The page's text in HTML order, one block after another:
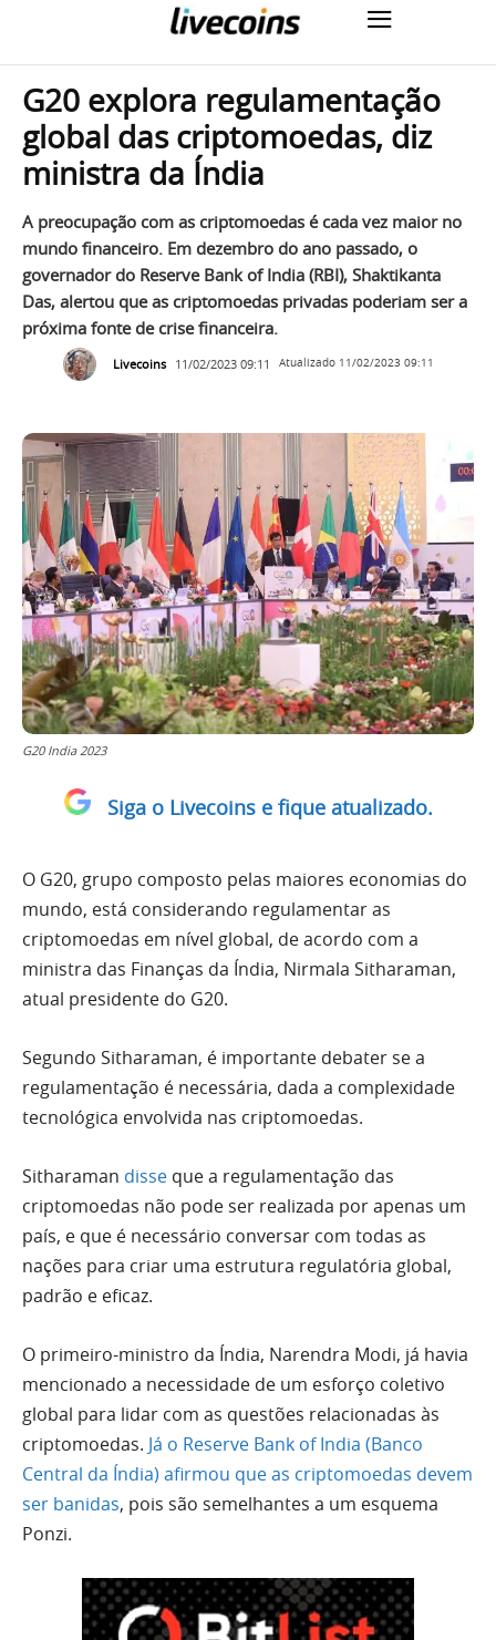
G20 explora regulamentação
global das criptomoedas, diz
ministra da Índia
A preocupação com as criptomoedas é cada vez maior no
mundo financeiro. Em dezembro do ano passado, o
governador do Reserve Bank of India (RBI), Shaktikanta
Das, alertou que as criptomoedas privadas poderiam ser a
próxima fonte de crise financeira.
Livecoins 11/02/2023 09:11 Atualizado 11/02/2023 09:11
G20 India 2023
Siga o Livecoins e fique atualizado.
O G20, grupo composto pelas maiores economias do
mundo, está considerando regulamentar as
criptomoedas em nível global, de acordo com a
ministra das Finanças da Índia, Nirmala Sitharaman,
atual presidente do G20.
Segundo Sitharaman, é importante debater se a
regulamentação é necessária, dada a complexidade
tecnológica envolvida nas criptomoedas.
Sitharaman disse que a regulamentação das
criptomoedas não pode ser realizada por apenas um
país, e que é necessário conversar com todas as
nações para criar uma estrutura regulatória global,
padrão e eficaz.
O primeiro-ministro da Índia, Narendra Modi, já havia
mencionado a necessidade de um esforço coletivo
global para lidar com as questões relacionadas às
criptomoedas. Já o Reserve Bank of India (Banco
Central da Índia) afirmou que as criptomoedas devem
ser banidas, pois são semelhantes a um esquema
Ponzi.